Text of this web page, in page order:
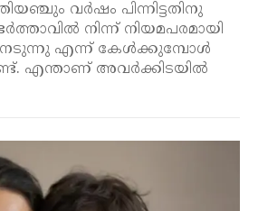
വർഷം പിന്നിട്ടതിനു
നിന്ന് നിയമപരമായി
എന്ന് കേൾക്കുമ്പോൾ
എന്താണ് അവർക്കിടയിൽ